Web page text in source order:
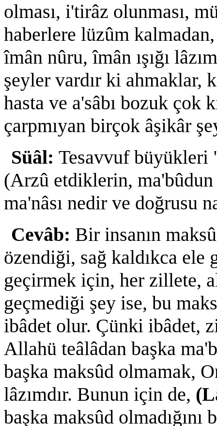
olması, i'tirâz olunması,
haberlere lüzûm
îmân nûru, îmân ışığı
şeyler vardır ki ahmaklar,
hasta ve a'sâbı bozuk çok
çarpmıyan birçok âşikâr
Süâl: Tesavvuf büyükleri
(Arzû etdiklerin,
ma'nâsı nedir ve doğrusu
Cevâb: Bir insanın
özendiği, sağ kaldıkca
geçirmek için, her zillete,
geçmediği şey ise, bu
ibâdet olur. Çünki ibâdet,
Allahü teâlâdan başka
başka maksûd olmamak,
lâzımdır. Bunun için de,
başka maksûd